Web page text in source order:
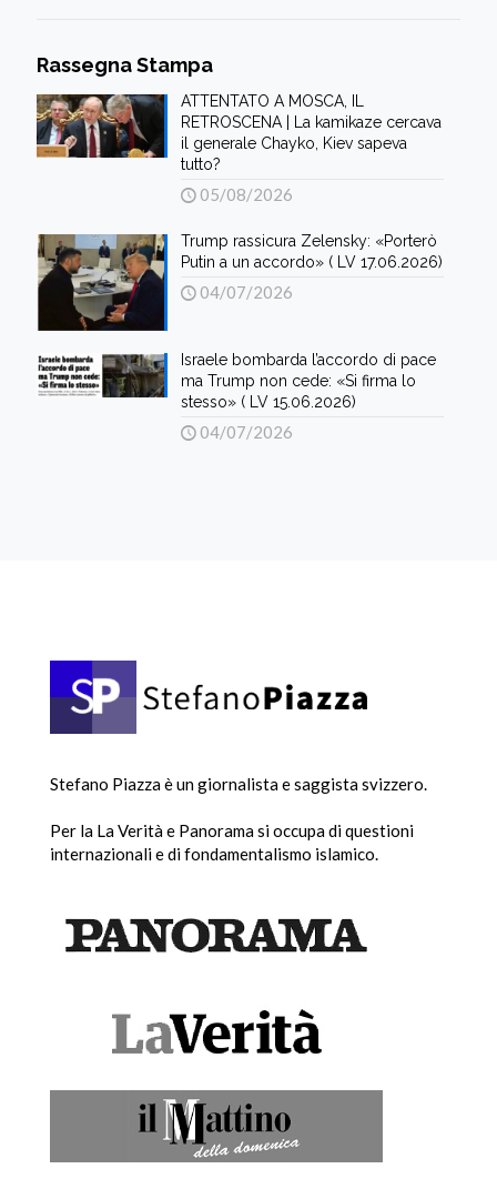
Rassegna Stampa
ATTENTATO A MOSCA, IL
RETROSCENA | La kamikaze cercava
il generale Chayko, Kiev sapeva
tutto?
05/08/2026
Trump rassicura Zelensky: «Porterò
Putin a un accordo» ( LV 17.06.2026)
04/07/2026
Israele bombarda l’accordo di pace
ma Trump non cede: «Si firma lo
stesso» ( LV 15.06.2026)
04/07/2026
Stefano Piazza è un giornalista e saggista svizzero.
Per la La Verità e Panorama si occupa di questioni
internazionali e di fondamentalismo islamico.